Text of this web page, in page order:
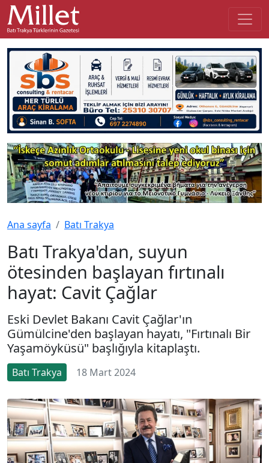
Ana sayfa Batı Trakya
Batı Trakya'dan, suyun
ötesinden başlayan fırtınalı
hayat: Cavit Çağlar
Eski Devlet Bakanı Cavit Çağlar'ın
Gümülcine'den başlayan hayatı, "Fırtınalı Bir
Yaşamöyküsü" başlığıyla kitaplaştı.
Batı Trakya 18 Mart 2024